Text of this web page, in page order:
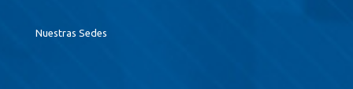
Nuestras Sedes